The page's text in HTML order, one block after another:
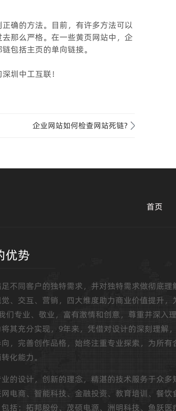
确的方法。目前，有许多方法可以
那么严格。在一些黄页网站中，企
包括主页的单向链接。
圳中工互联！
企业网站如何检查网站死链?
首页
优势
不同客户的独特需求，并对独特需求做彻底理
、交互、营销，四大维度助力商业价值提升
们专业、敬业，富有激情和创意，尊重并深入
其充分实现，9年来，凭借对设计的深刻理解
，完善创作品格，始终注重专业探索，为所
化能力。
的设计，创新的理念，精湛的技术服务于众
电商、智能科技、金融投资、教育培训、餐
括：拓邦股份、茂硕电源、洲明科技、鱼跃